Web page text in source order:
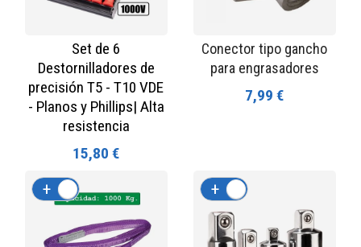
Set de 6
Destornilladores de
precisión T5 - T10 VDE
- Planos y Phillips| Alta
resistencia
15,80 €
Conector tipo gancho
para engrasadores
7,99 €
+ - +